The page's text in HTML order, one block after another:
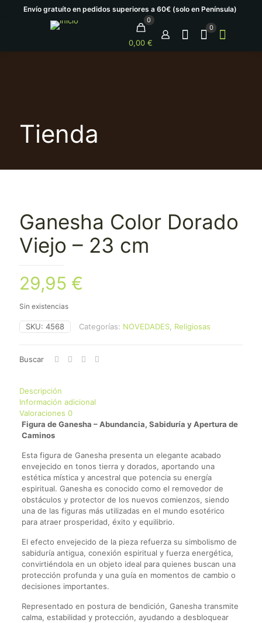
Envío gratuíto en pedidos superiores a 60€ (solo en Península)
0
0,00 €
0
Tienda
Ganesha Color Dorado
Viejo – 23 cm
29,95 €
Sin existencias
SKU: 4568 Categorías: NOVEDADES Religiosas
Buscar
Descripción
Información adicional
Valoraciones 0
Figura de Ganesha – Abundancia, Sabiduría y Apertura de
Caminos
Esta figura de Ganesha presenta un elegante acabado
envejecido en tonos tierra y dorados, aportando una
estética mística y ancestral que potencia su energía
espiritual. Ganesha es conocido como el removedor de
obstáculos y protector de los nuevos comienzos, siendo
una de las figuras más utilizadas en el mundo esotérico
para atraer prosperidad, éxito y equilibrio.
El efecto envejecido de la pieza refuerza su simbolismo de
sabiduría antigua, conexión espiritual y fuerza energética,
convirtiéndola en un objeto ideal para quienes buscan una
protección profunda y una guía en momentos de cambio o
decisiones importantes.
Representado en postura de bendición, Ganesha transmite
calma, estabilidad y protección, ayudando a desbloquear